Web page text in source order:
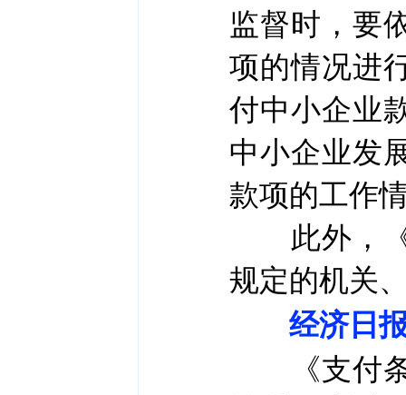
监督时，要
项的情况进
付中小企业
中小企业发
款项的工作
此外，《
规定的机关
经济日
《支付条